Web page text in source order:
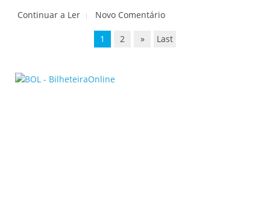
Continuar a Ler Novo Comentário
1 2 » Last